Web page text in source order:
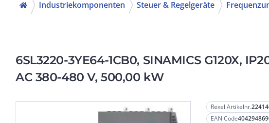
Industriekomponenten Steuer & Regelgeräte
6SL3220-3YE64-1CB0, SINAMICS G120X,
AC 380-480 V, 500,00 kW
Rexel Artikelnr.
EAN Code